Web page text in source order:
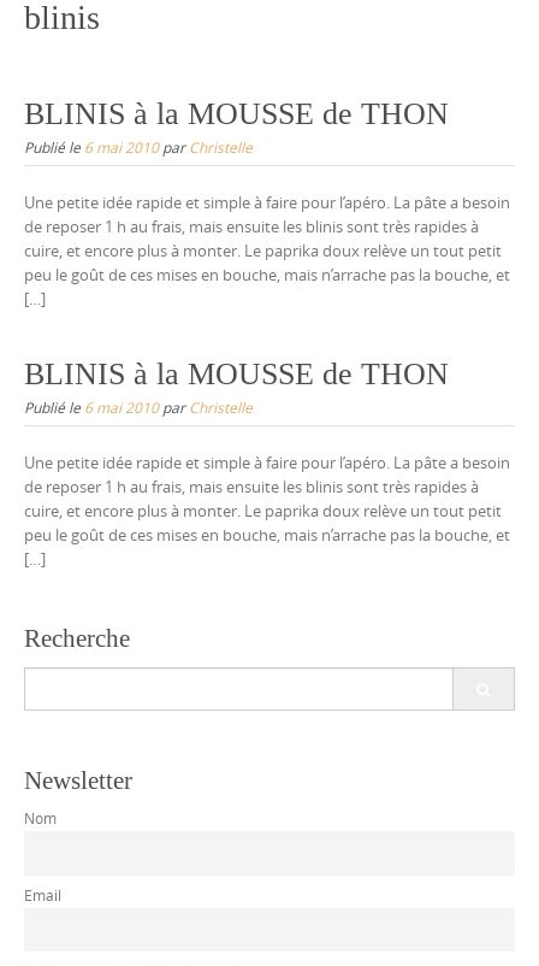
blinis
BLINIS à la MOUSSE de THON
Publié le 6 mai 2010parChristelle
Une petite idée rapide et simple à faire pour l’apéro. La pâte a besoin
de reposer 1 h au frais, mais ensuite les blinis sont très rapides à
cuire, et encore plus à monter. Le paprika doux relève un tout petit
peu le goût de ces mises en bouche, mais n’arrache pas la bouche, et
[…]
BLINIS à la MOUSSE de THON
Publié le 6 mai 2010parChristelle
Une petite idée rapide et simple à faire pour l’apéro. La pâte a besoin
de reposer 1 h au frais, mais ensuite les blinis sont très rapides à
cuire, et encore plus à monter. Le paprika doux relève un tout petit
peu le goût de ces mises en bouche, mais n’arrache pas la bouche, et
[…]
Recherche
Newsletter
Nom
Email